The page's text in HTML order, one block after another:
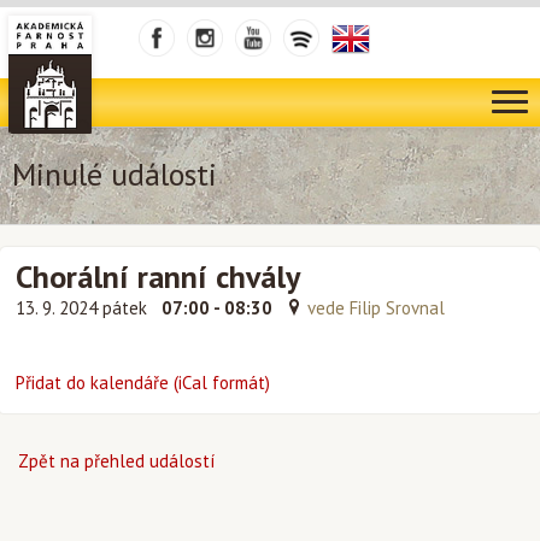
Minulé události
Chorální ranní chvály
13. 9. 2024 pátek 07:00 - 08:30 vede Filip Srovnal
Přidat do kalendáře (iCal formát)
Zpět na přehled událostí